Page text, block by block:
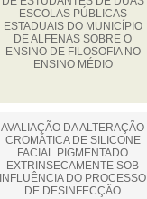
ESCOLAS PÚBLICAS
ESTADUAIS DO MUNICÍPIO
DE ALFENAS SOBRE O
ENSINO DE FILOSOFIA NO
ENSINO MÉDIO
AVALIAÇÃO DA ALTERAÇÃO
CROMÁTICA DE SILICONE
FACIAL PIGMENTADO
EXTRINSECAMENTE SOB
INFLUÊNCIA DO PROCESSO
DE DESINFECÇÃO